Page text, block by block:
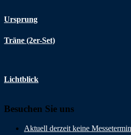
Ursprung
Träne (2er-Set)
Lichtblick
Besuchen Sie uns
Aktuell derzeit keine